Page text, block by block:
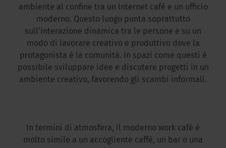
ambiente al confine tra un Internet café e un ufficio
moderno. Questo luogo punta soprattutto
sullʼinterazione dinamica tra le persone e su un
modo di lavorare creativo e produttivo dove la
protagonista è la comunità. In spazi come questi è
possibile sviluppare idee e discutere progetti in un
ambiente creativo, favorendo gli scambi informali.
In termini di atmosfera, il moderno work café è
molto simile a un accogliente caffè, un bar o una